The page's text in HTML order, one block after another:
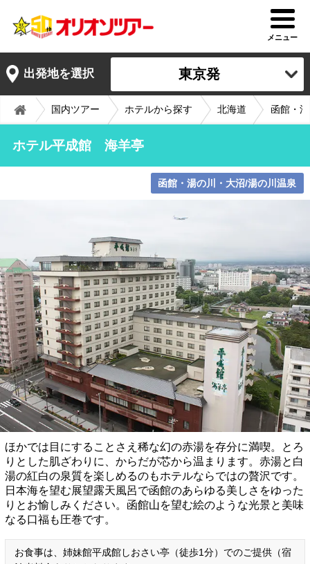
メニュー
出発地を選択 東京発
国内ツアー ホテルから探す 北海道 函館・
ホテル平成館 海羊亭
函館・湯の川・大沼/湯の川温泉
ほかでは目にすることさえ稀な幻の赤湯を存分に満喫。とろ
りとした肌ざわりに、からだが芯から温まります。赤湯と白
湯の紅白の泉質を楽しめるのもホテルならではの贅沢です。
日本海を望む展望露天風呂で函館のあらゆる美しさをゆった
りとお愉しみください。函館山を望む絵のような光景と美味
なる口福も圧巻です。
お食事は、姉妹館平成館しおさい亭（徒歩1分）でのご提供（宿